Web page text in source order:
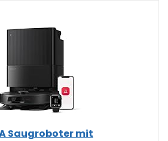
Saugroboter mit